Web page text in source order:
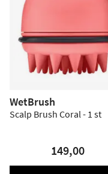
WetBrush
Scalp Brush Coral - 1 st
149,00